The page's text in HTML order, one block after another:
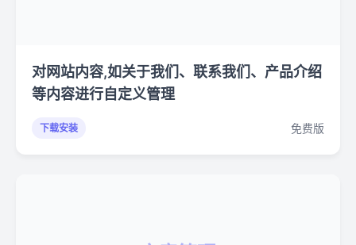
对网站内容,如关于我们、联系我们、产品介绍
等内容进行自定义管理
下载安装 免费版